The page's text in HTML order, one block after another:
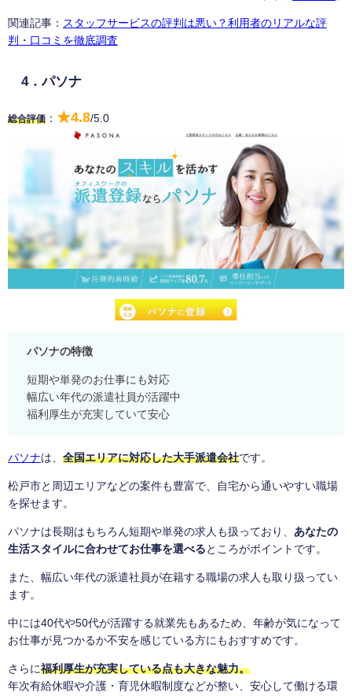
関連記事： スタッフサービスの評判は悪い？利用者のリアルな評
判・口コミを徹底調査
4．パソナ
総合評価 ： ★4.8/5.0
パソナの特徴
短期や単発のお仕事にも対応
幅広い年代の派遣社員が活躍中
福利厚生が充実していて安心
パソナは、 全国エリアに対応した大手派遣会社です。
松戸市と周辺エリアなどの案件も豊富で、自宅から通いやすい職場
を探せます。
パソナは長期はもちろん短期や単発の求人も扱っており、 あなたの
生活スタイルに合わせてお仕事を選べる ところがポイントです。
また、幅広い年代の派遣社員が在籍する職場の求人も取り扱ってい
ます。
中には40代や50代が活躍する就業先もあるため、年齢が気になって
お仕事が見つかるか不安を感じている方にもおすすめです。
さらに福利厚生が充実している点も大きな魅力。
年次有給休暇や介護・育児休暇制度などが整い、安心して働ける環